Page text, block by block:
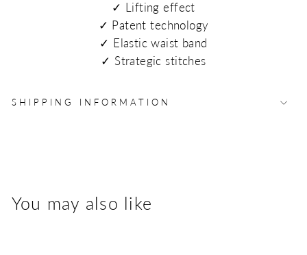
✓ Lifting effect
✓ Patent technology
✓ Elastic waist band
✓ Strategic stitches
SHIPPING INFORMATION
You may also like